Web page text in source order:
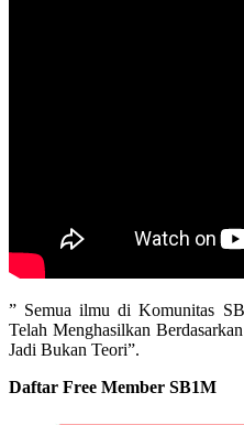
” Semua ilmu di Komunitas
Telah Menghasilkan
Jadi Bukan Teori”.
Daftar Free Member SB1M